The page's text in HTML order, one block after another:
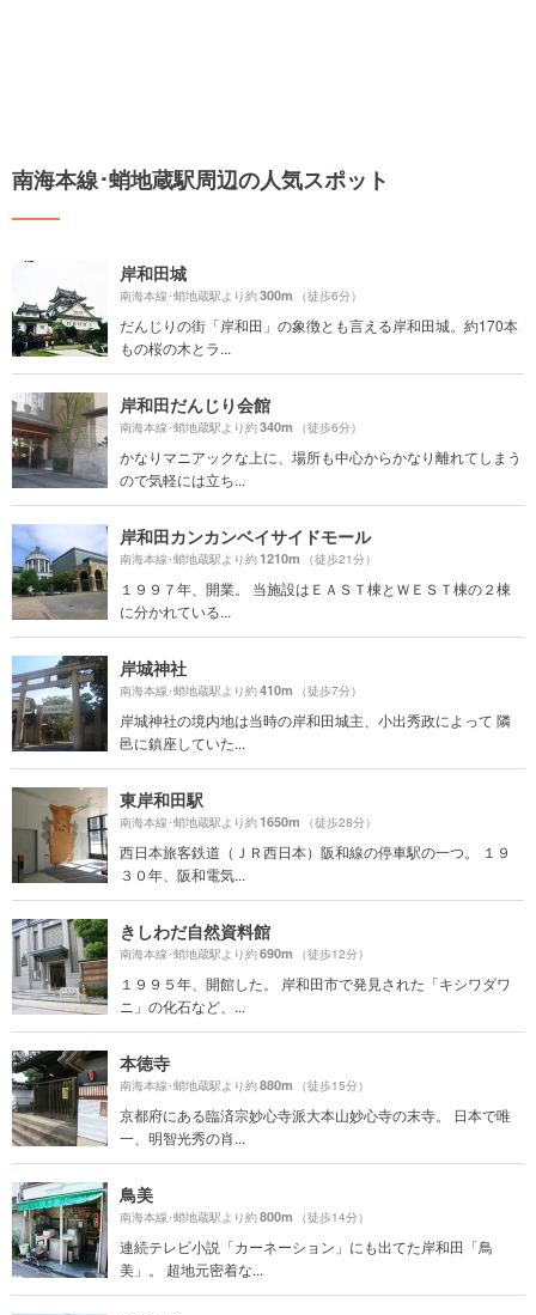
南海本線･蛸地蔵駅周辺の人気スポット
岸和田城
南海本線･蛸地蔵駅より約300m （徒歩6分）
だんじりの街「岸和田」の象徴とも言える岸和田城。約170本
もの桜の木とラ...
岸和田だんじり会館
南海本線･蛸地蔵駅より約340m （徒歩6分）
かなりマニアックな上に、場所も中心からかなり離れてしまう
ので気軽には立ち...
岸和田カンカンベイサイドモール
南海本線･蛸地蔵駅より約1210m （徒歩21分）
１９９７年、開業。 当施設はＥＡＳＴ棟とＷＥＳＴ棟の２棟
に分かれている...
岸城神社
南海本線･蛸地蔵駅より約410m （徒歩7分）
岸城神社の境内地は当時の岸和田城主、小出秀政によって 隣
邑に鎮座していた...
東岸和田駅
南海本線･蛸地蔵駅より約1650m （徒歩28分）
西日本旅客鉄道（ＪＲ西日本）阪和線の停車駅の一つ。 １９
３０年、阪和電気...
きしわだ自然資料館
南海本線･蛸地蔵駅より約690m （徒歩12分）
１９９５年、開館した。 岸和田市で発見された「キシワダワ
ニ」の化石など、...
本徳寺
南海本線･蛸地蔵駅より約880m （徒歩15分）
京都府にある臨済宗妙心寺派大本山妙心寺の末寺。 日本で唯
一、明智光秀の肖...
鳥美
南海本線･蛸地蔵駅より約800m （徒歩14分）
連続テレビ小説「カーネーション」にも出てた岸和田「鳥
美」。 超地元密着な...